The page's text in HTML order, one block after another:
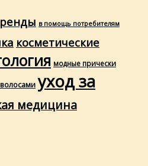
в помощь потребителям
косметические
модные прически
уход за
медицина